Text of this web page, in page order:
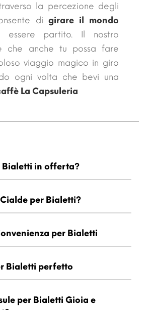
la percezione degli
digirare il mondo
essere partito. Il nostro
che anche tu possa fare
viaggio magico in giro
ogni volta che bevi una
La Capsuleria
Bialetti in offerta?
per Bialetti?
per Bialetti
Bialetti perfetto
per Bialetti Gioia e